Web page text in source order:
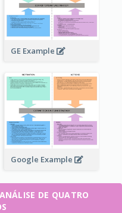
GE Example
Google Example
DE QUATRO